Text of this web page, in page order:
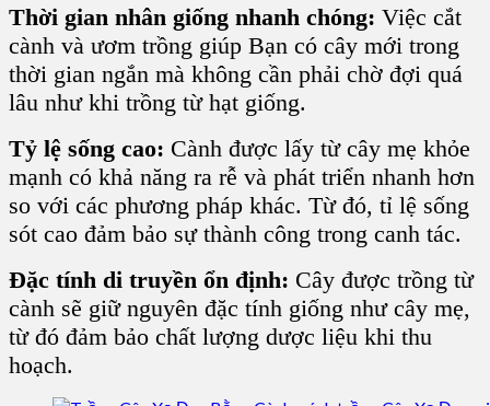
Thời gian nhân giống nhanh chóng: Việc cắt
cành và ươm trồng giúp Bạn có cây mới trong
thời gian ngắn mà không cần phải chờ đợi quá
lâu như khi trồng từ hạt giống.
Tỷ lệ sống cao: Cành được lấy từ cây mẹ khỏe
mạnh có khả năng ra rễ và phát triển nhanh hơn
so với các phương pháp khác. Từ đó, tỉ lệ sống
sót cao đảm bảo sự thành công trong canh tác.
Đặc tính di truyền ổn định: Cây được trồng từ
cành sẽ giữ nguyên đặc tính giống như cây mẹ,
từ đó đảm bảo chất lượng dược liệu khi thu
hoạch.